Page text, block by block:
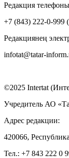
Редакция
+7 (843) 222-0-999
Редакциянең
infotat@tatar-
©2025 Intertat
Учредитель АО
Адрес редакции:
420066,
Тел.: +7 843 222 0